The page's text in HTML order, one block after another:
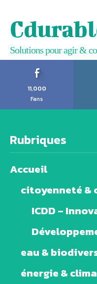
Solutions pour agir &
11,000
Fans
Rubriques
Accueil
citoyenneté &
ICDD –
eau &
énergie &